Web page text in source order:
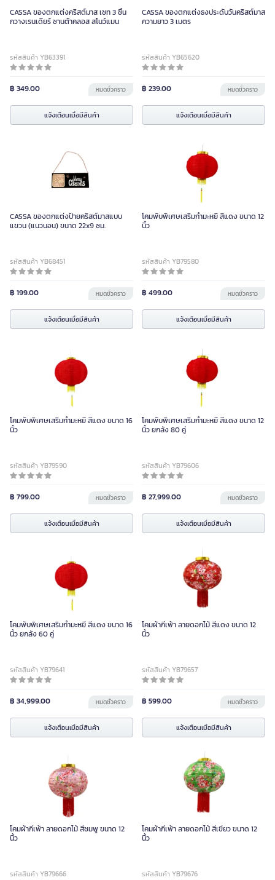
CASSA ของตกแต่งคริสต์มาส เซท 3 ชิ้น
กวางเรนเดียร์ ซานต้าคลอส สโนว์แมน
รหัสสินค้า YB63391
฿ 349.00 หมดชั่วคราว
แจ้งเตือนเมื่อมีสินค้า
CASSA ของตกแต่งธงประดับวันคริสต์มาส
ความยาว 3 เมตร
รหัสสินค้า YB65620
฿ 239.00 หมดชั่วคราว
แจ้งเตือนเมื่อมีสินค้า
CASSA ของตกแต่งป้ายคริสต์มาสแบบ
แขวน (แนวนอน) ขนาด 22x9 ซม.
รหัสสินค้า YB68451
฿ 199.00 หมดชั่วคราว
แจ้งเตือนเมื่อมีสินค้า
โคมพับพิเศษเสริมกำมะหยี่ สีแดง ขนาด 12
นิ้ว
รหัสสินค้า YB79580
฿ 499.00 หมดชั่วคราว
แจ้งเตือนเมื่อมีสินค้า
โคมพับพิเศษเสริมกำมะหยี่ สีแดง ขนาด 16
นิ้ว
รหัสสินค้า YB79590
฿ 799.00 หมดชั่วคราว
แจ้งเตือนเมื่อมีสินค้า
โคมพับพิเศษเสริมกำมะหยี่ สีแดง ขนาด 12
นิ้ว ยกลัง 80 คู่
รหัสสินค้า YB79606
฿ 27,999.00 หมดชั่วคราว
แจ้งเตือนเมื่อมีสินค้า
โคมพับพิเศษเสริมกำมะหยี่ สีแดง ขนาด 16
นิ้ว ยกลัง 60 คู่
รหัสสินค้า YB79641
฿ 34,999.00 หมดชั่วคราว
แจ้งเตือนเมื่อมีสินค้า
โคมผ้ากี่เพ้า ลายดอกไม้ สีแดง ขนาด 12
นิ้ว
รหัสสินค้า YB79657
฿ 599.00 หมดชั่วคราว
แจ้งเตือนเมื่อมีสินค้า
โคมผ้ากี่เพ้า ลายดอกไม้ สีชมพู ขนาด 12
นิ้ว
รหัสสินค้า YB79666
โคมผ้ากี่เพ้า ลายดอกไม้ สีเขียว ขนาด 12
นิ้ว
รหัสสินค้า YB79676